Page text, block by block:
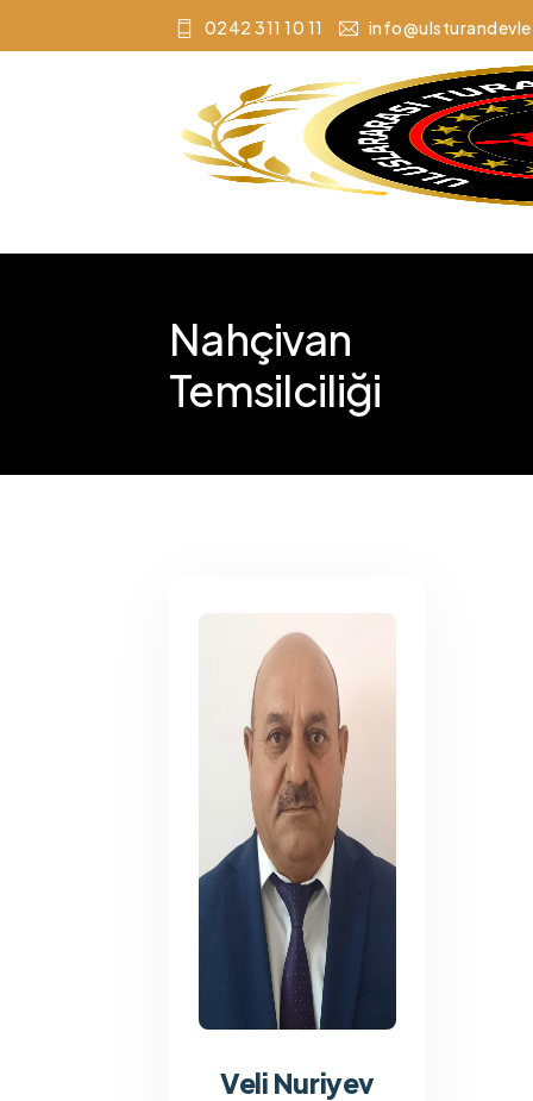
0242 311 10 11
Nahçivan
Temsilciliği
Veli Nuriyev